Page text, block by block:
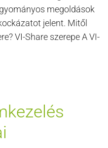
megoldások
jelent. Mitől
VI-Share szerepe A VI-